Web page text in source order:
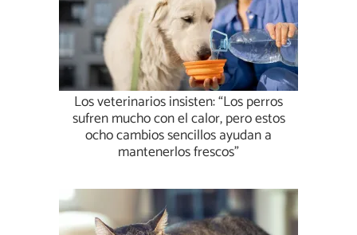
Los veterinarios insisten: “Los perros
sufren mucho con el calor, pero estos
ocho cambios sencillos ayudan a
mantenerlos frescos”